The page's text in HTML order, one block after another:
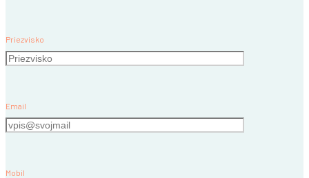
Priezvisko
Email
Mobil